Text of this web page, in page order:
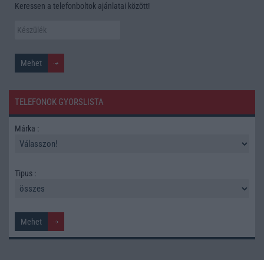
Keressen a telefonboltok ajánlatai között!
TELEFONOK GYORSLISTA
Márka :
Tipus :